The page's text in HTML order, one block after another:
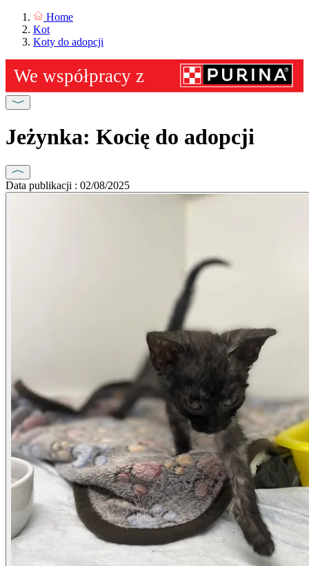
Home
Kot
Koty do adopcji
Jeżynka: Kocię do adopcji
Data publikacji : 02/08/2025